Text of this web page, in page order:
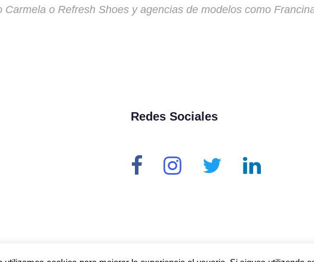
Carmela o Refresh Shoes y agencias de modelos como
Redes Sociales